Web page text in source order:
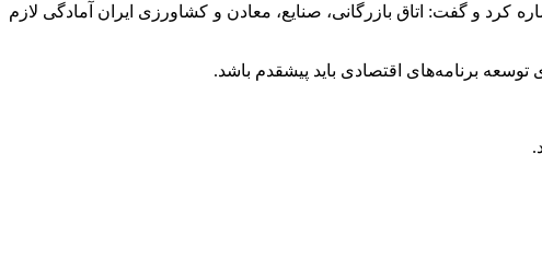
و گفت: اتاق بازرگانی، صنایع، معادن و کشاورزی ایران آمادگی لازم
توسعه برنامه‌های اقتصادی باید پیشقدم باشد.